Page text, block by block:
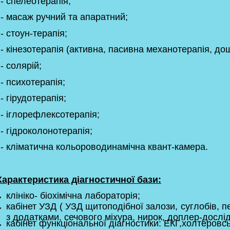
масаж ручний та апаратний;
стоун-терапія;
кінезотерапія (активна, пасивна механотерапія,
солярій;
психотерапія;
гірудотерапія;
іглорефлексотерапія;
гідроколонотерапія;
кліматична кольороводинамічна квант-камера.
діагностичної бази:
клініко- біохімічна лабораторія;
кабінет УЗД ( УЗД щитоподібної залози, суглобів,
з додатками, сечового міхура, нирок, доплер-
кабінет функціональної діагностики: